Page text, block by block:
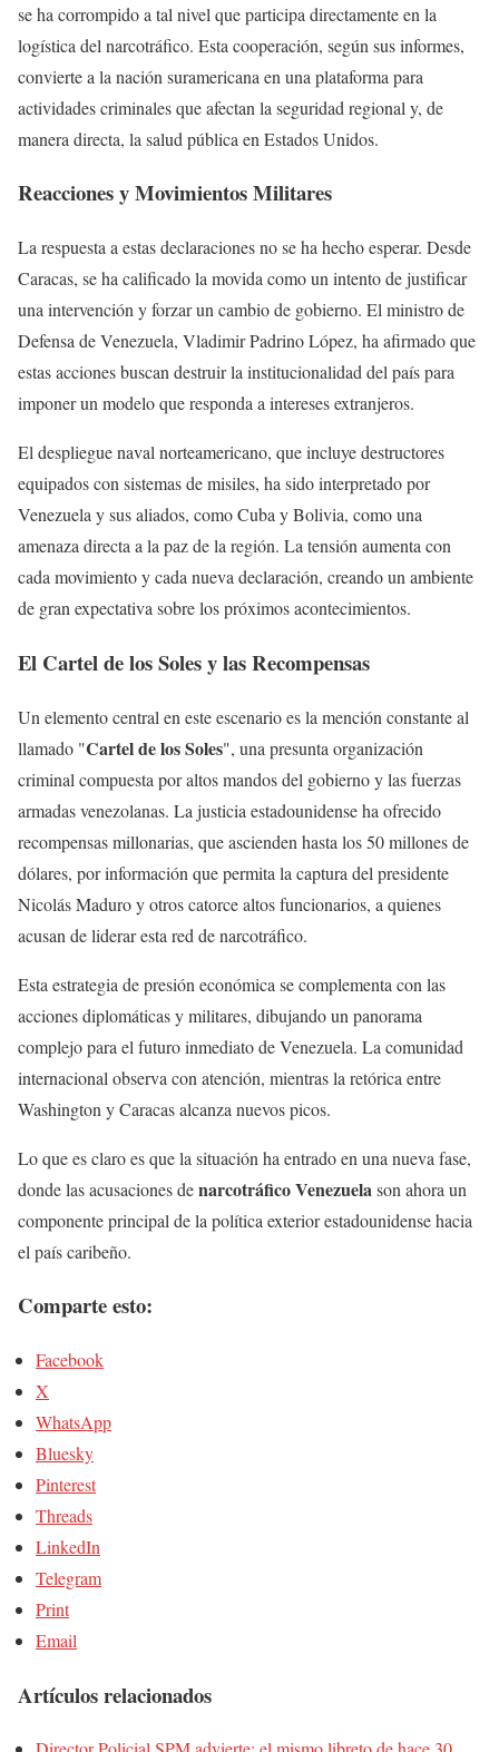
se ha corrompido a tal nivel que participa directamente en la
logística del narcotráfico. Esta cooperación, según sus informes,
convierte a la nación suramericana en una plataforma para
actividades criminales que afectan la seguridad regional y, de
manera directa, la salud pública en Estados Unidos.
Reacciones y Movimientos Militares
La respuesta a estas declaraciones no se ha hecho esperar. Desde
Caracas, se ha calificado la movida como un intento de justificar
una intervención y forzar un cambio de gobierno. El ministro de
Defensa de Venezuela, Vladimir Padrino López, ha afirmado que
estas acciones buscan destruir la institucionalidad del país para
imponer un modelo que responda a intereses extranjeros.
El despliegue naval norteamericano, que incluye destructores
equipados con sistemas de misiles, ha sido interpretado por
Venezuela y sus aliados, como Cuba y Bolivia, como una
amenaza directa a la paz de la región. La tensión aumenta con
cada movimiento y cada nueva declaración, creando un ambiente
de gran expectativa sobre los próximos acontecimientos.
El Cartel de los Soles y las Recompensas
Un elemento central en este escenario es la mención constante al
llamado "Cartel de los Soles", una presunta organización
criminal compuesta por altos mandos del gobierno y las fuerzas
armadas venezolanas. La justicia estadounidense ha ofrecido
recompensas millonarias, que ascienden hasta los 50 millones de
dólares, por información que permita la captura del presidente
Nicolás Maduro y otros catorce altos funcionarios, a quienes
acusan de liderar esta red de narcotráfico.
Esta estrategia de presión económica se complementa con las
acciones diplomáticas y militares, dibujando un panorama
complejo para el futuro inmediato de Venezuela. La comunidad
internacional observa con atención, mientras la retórica entre
Washington y Caracas alcanza nuevos picos.
Lo que es claro es que la situación ha entrado en una nueva fase,
donde las acusaciones denarcotráfico Venezuela son ahora un
componente principal de la política exterior estadounidense hacia
el país caribeño.
Comparte esto:
Facebook
X
WhatsApp
Bluesky
Pinterest
Threads
LinkedIn
Telegram
Print
Email
Artículos relacionados